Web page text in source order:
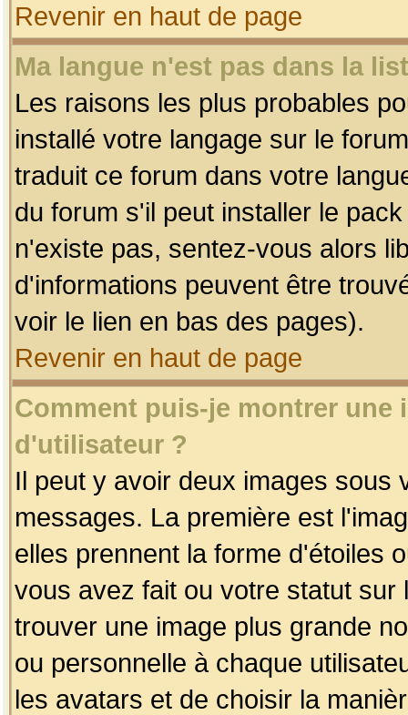
Revenir en haut de page
Ma langue n'est pas dans la
Les raisons les plus probables
installé votre langage sur le
traduit ce forum dans votre
du forum s'il peut installer le
n'existe pas, sentez-vous alors
d'informations peuvent être
voir le lien en bas des pages).
Revenir en haut de page
Comment puis-je montrer une
d'utilisateur ?
Il peut y avoir deux images sous
messages. La première est
elles prennent la forme d'étoiles
vous avez fait ou votre statut
trouver une image plus grande
ou personnelle à chaque
les avatars et de choisir la